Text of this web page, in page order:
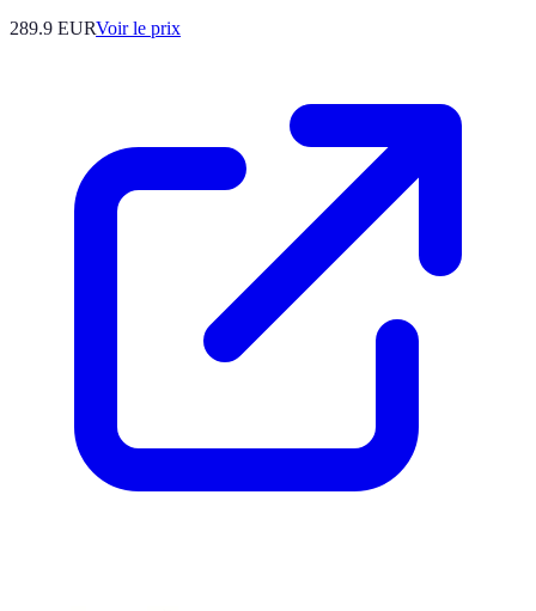
289.9 EURVoir le prix